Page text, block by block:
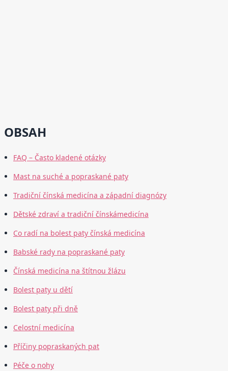
OBSAH
FAQ – Často kladené otázky
Mast na suché a popraskané paty
Tradiční čínská medicína a západní diagnózy
Dětské zdraví a tradiční čínskámedicína
Co radí na bolest paty čínská medicína
Babské rady na popraskané paty
Čínská medicína na štítnou žlázu
Bolest paty u dětí
Bolest paty při dně
Celostní medicína
Příčiny popraskaných pat
Péče o nohy